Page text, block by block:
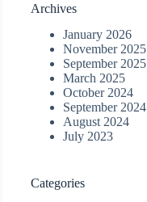
Archives
January 2026
November 2025
September 2025
March 2025
October 2024
September 2024
August 2024
July 2023
Categories